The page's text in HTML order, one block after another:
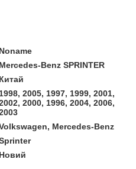
Noname
Mercedes-Benz SPRINTER
Китай
1998, 2005, 1997, 1999, 2001,
2000, 1996, 2004, 2006,
Mercedes-Benz
Новий